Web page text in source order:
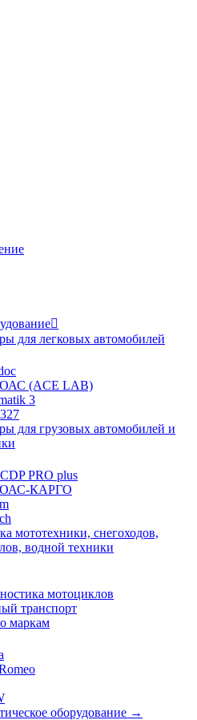

для легковых автомобилей
(ACE LAB)
3
для грузовых автомобилей и
PRO plus
КАРГО
мототехники, снегоходов,
водной техники
мотоциклов
транспорт
маркам
оборудование →